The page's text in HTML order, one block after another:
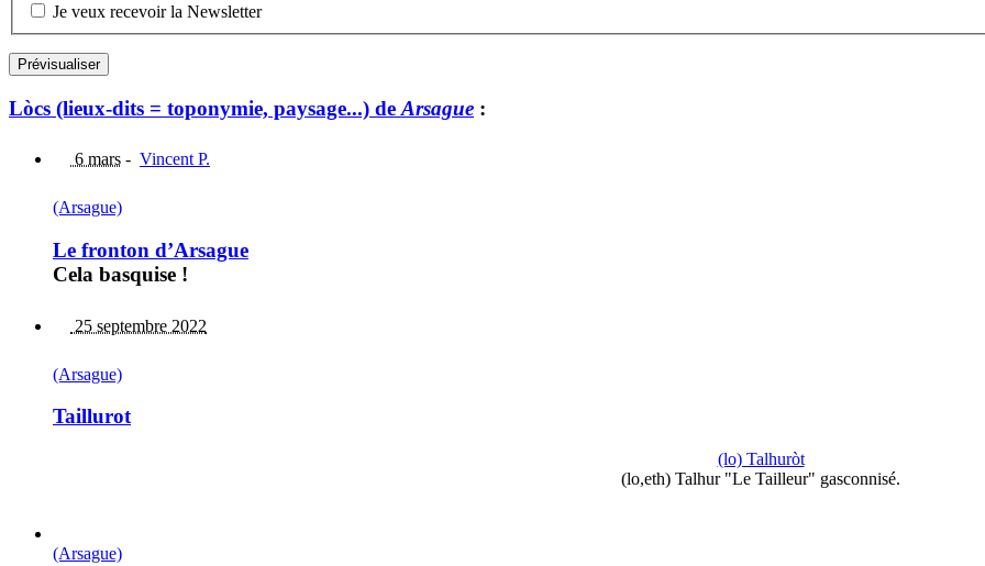
Je veux recevoir la Newsletter
Lòcs (lieux-dits = toponymie, paysage...) de Arsague :
6 mars - Vincent P.
(Arsague)
Le fronton d’Arsague
Cela basquise !
25 septembre 2022
(Arsague)
Taillurot
(lo) Talhuròt
(lo,eth) Talhur "Le Tailleur" gasconnisé.
(Arsague)